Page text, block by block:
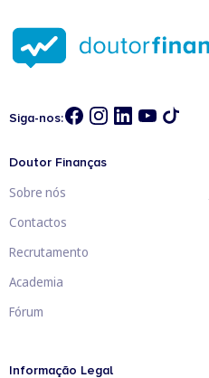
Siga-nos:
Doutor Finanças
Sobre nós
Contactos
Recrutamento
Academia
Fórum
Informação Legal